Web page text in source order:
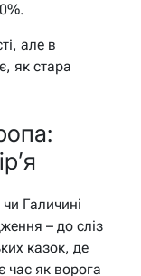
але в
як стара
Галичині
– до сліз
казок, де
час як ворога